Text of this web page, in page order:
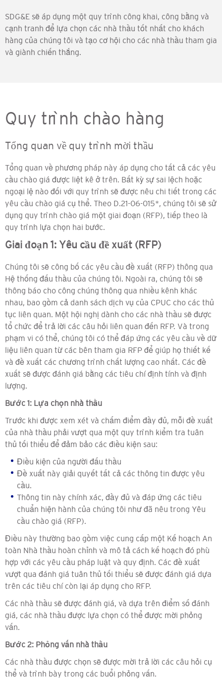
SDG&E sẽ áp dụng một quy trình công khai, công bằng và
cạnh tranh để lựa chọn các nhà thầu tốt nhất cho khách
hàng của chúng tôi và tạo cơ hội cho các nhà thầu tham gia
và giành chiến thắng.
Quy trình chào hàng
Tổng quan về quy trình mời thầu
Tổng quan về phương pháp này áp dụng cho tất cả các yêu
cầu chào giá được liệt kê ở trên. Bất kỳ sự sai lệch hoặc
ngoại lệ nào đối với quy trình sẽ được nêu chi tiết trong các
yêu cầu chào giá cụ thể. Theo D.21-06-015*, chúng tôi sẽ sử
dụng quy trình chào giá một giai đoạn (RFP), tiếp theo là
quy trình lựa chọn hai bước.
Giai đoạn 1: Yêu cầu đề xuất (RFP)
Chúng tôi sẽ công bố các yêu cầu đề xuất (RFP) thông qua
Hệ thống đấu thầu của chúng tôi. Ngoài ra, chúng tôi sẽ
thông báo cho công chúng thông qua nhiều kênh khác
nhau, bao gồm cả danh sách dịch vụ của CPUC cho các thủ
tục liên quan. Một hội nghị dành cho các nhà thầu sẽ được
tổ chức để trả lời các câu hỏi liên quan đến RFP. Và trong
phạm vi có thể, chúng tôi có thể đáp ứng các yêu cầu về dữ
liệu liên quan từ các bên tham gia RFP để giúp họ thiết kế
và đề xuất các chương trình chất lượng cao nhất. Các đề
xuất sẽ được đánh giá bằng các tiêu chí định tính và định
lượng.
Bước 1: Lựa chọn nhà thầu
Trước khi được xem xét và chấm điểm đầy đủ, mỗi đề xuất
của nhà thầu phải vượt qua một quy trình kiểm tra tuân
thủ tối thiểu để đảm bảo các điều kiện sau:
Điều kiện của người đấu thầu
Đề xuất này giải quyết tất cả các thông tin được yêu
cầu.
Thông tin này chính xác, đầy đủ và đáp ứng các tiêu
chuẩn hiện hành của chúng tôi như đã nêu trong Yêu
cầu chào giá (RFP).
Điều này thường bao gồm việc cung cấp một Kế hoạch An
toàn Nhà thầu hoàn chỉnh và mô tả cách kế hoạch đó phù
hợp với các yêu cầu pháp luật và quy định. Các đề xuất
vượt qua đánh giá tuân thủ tối thiểu sẽ được đánh giá dựa
trên các tiêu chí còn lại áp dụng cho RFP.
Các nhà thầu sẽ được đánh giá, và dựa trên điểm số đánh
giá, các nhà thầu được lựa chọn có thể được mời phỏng
vấn.
Bước 2: Phỏng vấn nhà thầu
Các nhà thầu được chọn sẽ được mời trả lời các câu hỏi cụ
thể và trình bày trong các buổi phỏng vấn.